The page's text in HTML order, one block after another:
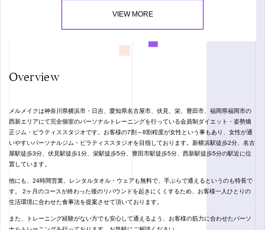
VIEW MORE
Overview
メルメイクは神奈川県横浜市・日吉、愛知県名古屋市、伏見、栄、豊田市、福岡県福岡市の
西新エリアにて完全個室のパーソナルトレーニングを行っている会員制ダイエット・姿勢矯
正ジム・ピラティススタジオです。お客様の7割～8割程度が女性という事もあり、女性が通
いやすいパーソナルジム・ピラティススタジオを目指しております。新横浜駅徒歩2分、名古
屋駅徒歩3分、伏見駅徒歩1分、栄駅徒歩5分、豊田市駅徒歩5分、西新駅徒歩5分の駅近に位
置しています。
他にも、24時間営業、レンタルタオル・ウェアも無料で、手ぶらで通えるというのも特長で
す。 2ヶ月のコースが終わった後のリバウンドを起きにくくするため、お客様一人ひとりの
生活環境に合わせた食事法を提案させて頂いております。
また、トレーニング経験がない方でも安心して通えるよう、お客様の筋力に合わせたパーソ